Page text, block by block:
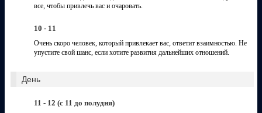
все, чтобы привлечь вас и очаровать.
10 - 11
Очень скоро человек, который привлекает вас, ответит взаимностью. Не
упустите свой шанс, если хотите развития дальнейших отношений.
День
11 - 12 (c 11 до полудня)